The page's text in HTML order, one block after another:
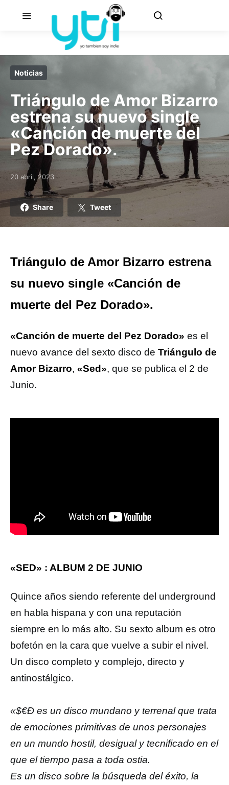
Noticias
Triángulo de Amor Bizarro
estrena su nuevo single
«Canción de muerte del
Pez Dorado».
Posted on
20 abril, 2023
Share Tweet
Triángulo de Amor Bizarro estrena
su nuevo single «Canción de
muerte del Pez Dorado».
«Canción de muerte del Pez Dorado» es el
nuevo avance del sexto disco de Triángulo de
Amor Bizarro, «Sed», que se publica el 2 de
Junio.
«SED» : ALBUM 2 DE JUNIO
Quince años siendo referente del underground
en habla hispana y con una reputación
siempre en lo más alto. Su sexto album es otro
bofetón en la cara que vuelve a subir el nivel.
Un disco completo y complejo, directo y
antinostálgico.
«$€Ð es un disco mundano y terrenal que trata
de emociones primitivas de unos personajes
en un mundo hostil, desigual y tecnificado en el
que el tiempo pasa a toda ostia.
Es un disco sobre la búsqueda del éxito, la